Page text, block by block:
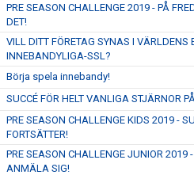
PRE SEASON CHALLENGE 2019 - PÅ
DET!
VILL DITT FÖRETAG SYNAS I VÄRLDENS
INNEBANDYLIGA-SSL?
Börja spela innebandy!
SUCCÉ FÖR HELT VANLIGA STJÄRNOR
PRE SEASON CHALLENGE KIDS 2019 -
FORTSÄTTER!
PRE SEASON CHALLENGE JUNIOR 2019
ANMÄLA SIG!